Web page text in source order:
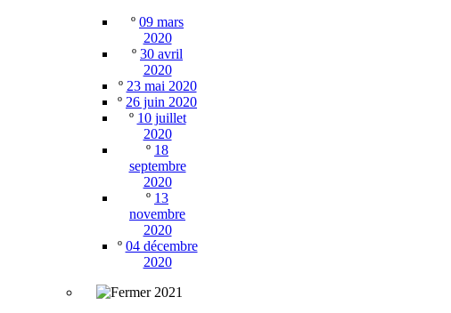
º 09 mars
2020
º 30 avril
2020
º 23 mai 2020
º 26 juin 2020
º 10 juillet
2020
º 18
septembre
2020
º 13
novembre
2020
º 04 décembre
2020
2021